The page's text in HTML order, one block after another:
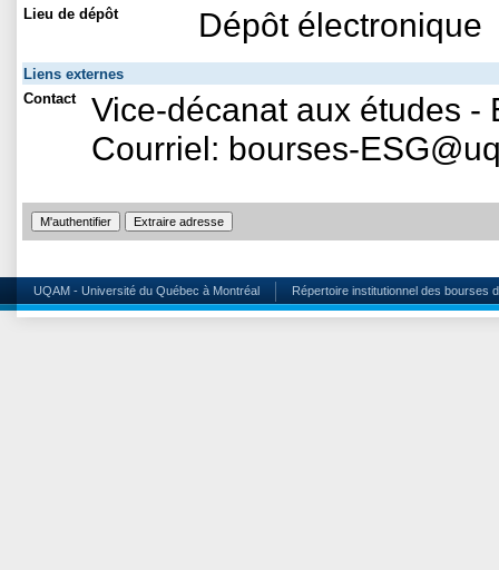
Lieu de dépôt Dépôt électronique
Liens externes
Contact
Vice-décanat aux études -
Courriel: bourses-
UQAM - Université du Québec à Montréal Répertoire institutionnel des bourses